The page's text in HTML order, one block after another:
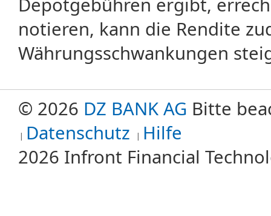
notieren, kann die Rendite
Währungsschwankungen
© 2026 DZ BANK AG Bitte
Datenschutz Hilfe
2026 Infront Financial